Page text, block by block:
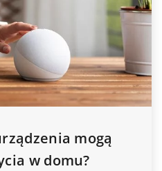
mogą
w domu?